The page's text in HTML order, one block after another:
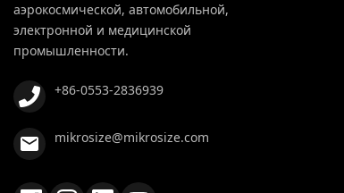
аэрокосмической, автомобильной,
электронной и медицинской
промышленности.
+86-0553-2836939
mikrosize@mikrosize.com